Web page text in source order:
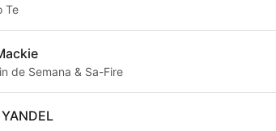
Te
de Semana & Sa-Fire